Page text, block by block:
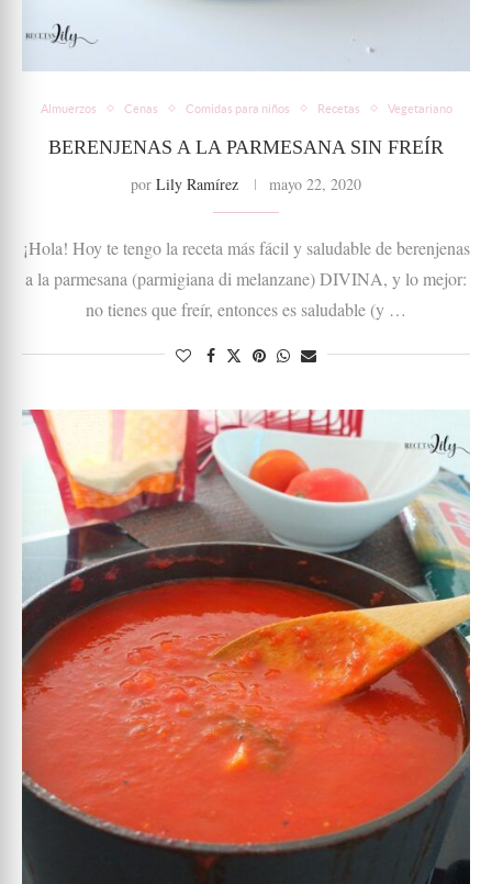
Almuerzos Cenas Comidas para niños Recetas Vegetariano
BERENJENAS A LA PARMESANA SIN FREÍR
por Lily Ramírez mayo 22, 2020
¡Hola! Hoy te tengo la receta más fácil y saludable de berenjenas
a la parmesana (parmigiana di melanzane) DIVINA, y lo mejor:
no tienes que freír, entonces es saludable (y …